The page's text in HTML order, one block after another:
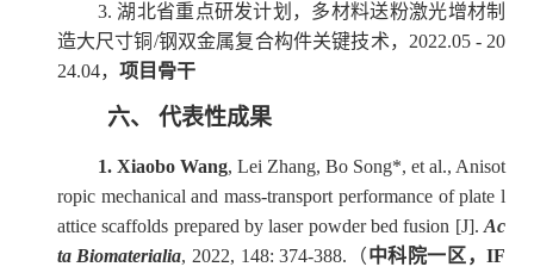
3.湖北省重点研发计划，多材料送粉激光增材制
造大尺寸铜 /钢双金属复合构件关键技术， 2022.05 - 20
24.04， 项目骨干
六、 代表性成果
1. Xiaobo Wang, Lei Zhang, Bo Song*, et al., Anisot
ropic mechanical and mass-transport performance of plate l
attice scaffolds prepared by laser powder bed fusion [J].Ac
ta Biomaterialia, 2022, 148: 374-388. （中科院一区，IF